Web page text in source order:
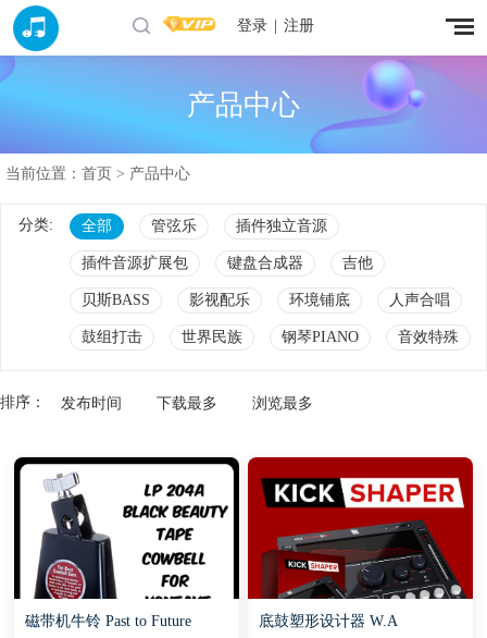
登录 注册
产品中心
当前位置： 首页 > 产品中心
分类: 全部 管弦乐 插件独立音源
插件音源扩展包 键盘合成器 吉他
贝斯BASS 影视配乐 环境铺底 人声合唱
鼓组打击 世界民族 钢琴PIANO 音效特殊
排序： 发布时间 下载最多 浏览最多
磁带机牛铃 Past to Future
底鼓塑形设计器 W.A